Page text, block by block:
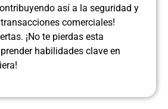
así a la seguridad y
comerciales!
¡No te pierdas esta
habilidades clave en